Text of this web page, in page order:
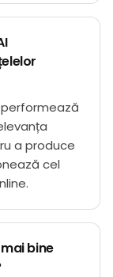
a produce
cel
bine